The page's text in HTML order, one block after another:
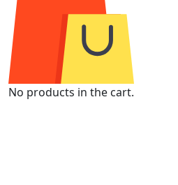
No products in the cart.